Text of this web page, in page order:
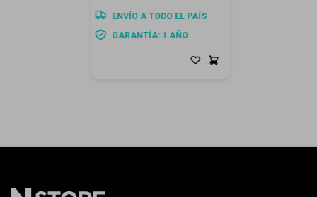
GARANTÍA: 1 AÑO
ENVÍO A TODO EL PAÍS